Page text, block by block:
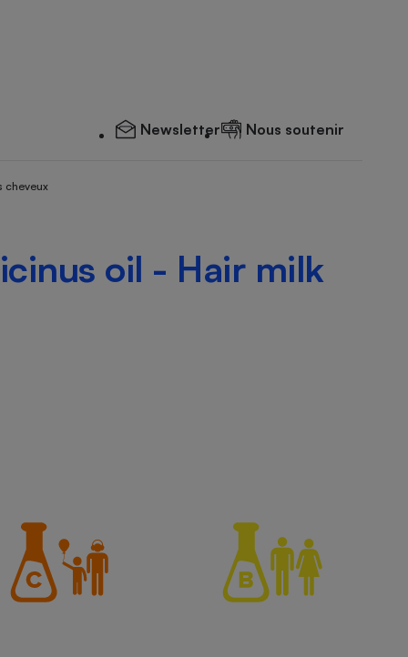
Newsletter Nous soutenir
cheveux
oil - Hair milk